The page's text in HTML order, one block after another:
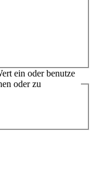
ein oder benutze
oder zu